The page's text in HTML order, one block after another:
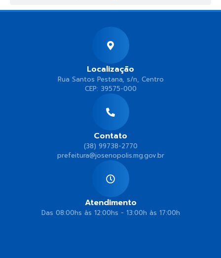
Localização
Rua Santos Pestana, s/n, Centro
CEP: 39575-000
Contato
(38) 99738-2770
prefeitura@josenopolis.mg.gov.br
Atendimento
Das 08:00hs às 12:00hs - 13:00h às 17:00h